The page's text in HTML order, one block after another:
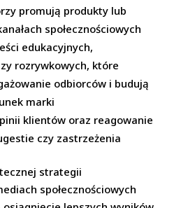
promują produkty lub
społecznościowych
edukacyjnych,
rozrywkowych, które
odbiorców i budują
marki
klientów oraz reagowanie
czy zastrzeżenia
strategii
społecznościowych